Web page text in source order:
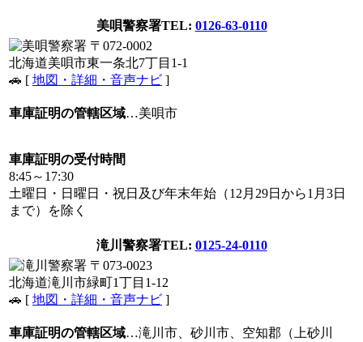
美唄警察署TEL: 0126-63-0110
〒072-0002
北海道美唄市東一条北7丁目1-1
🚗 [ 地図・詳細・音声ナビ ]
車庫証明の管轄区域…美唄市
車庫証明の受付時間
8:45～17:30
土曜日・日曜日・祝日及び年末年始（12月29日から1月3日
まで）を除く
滝川警察署TEL: 0125-24-0110
〒073-0023
北海道滝川市緑町1丁目1-12
🚗 [ 地図・詳細・音声ナビ ]
車庫証明の管轄区域…滝川市、砂川市、空知郡（上砂川